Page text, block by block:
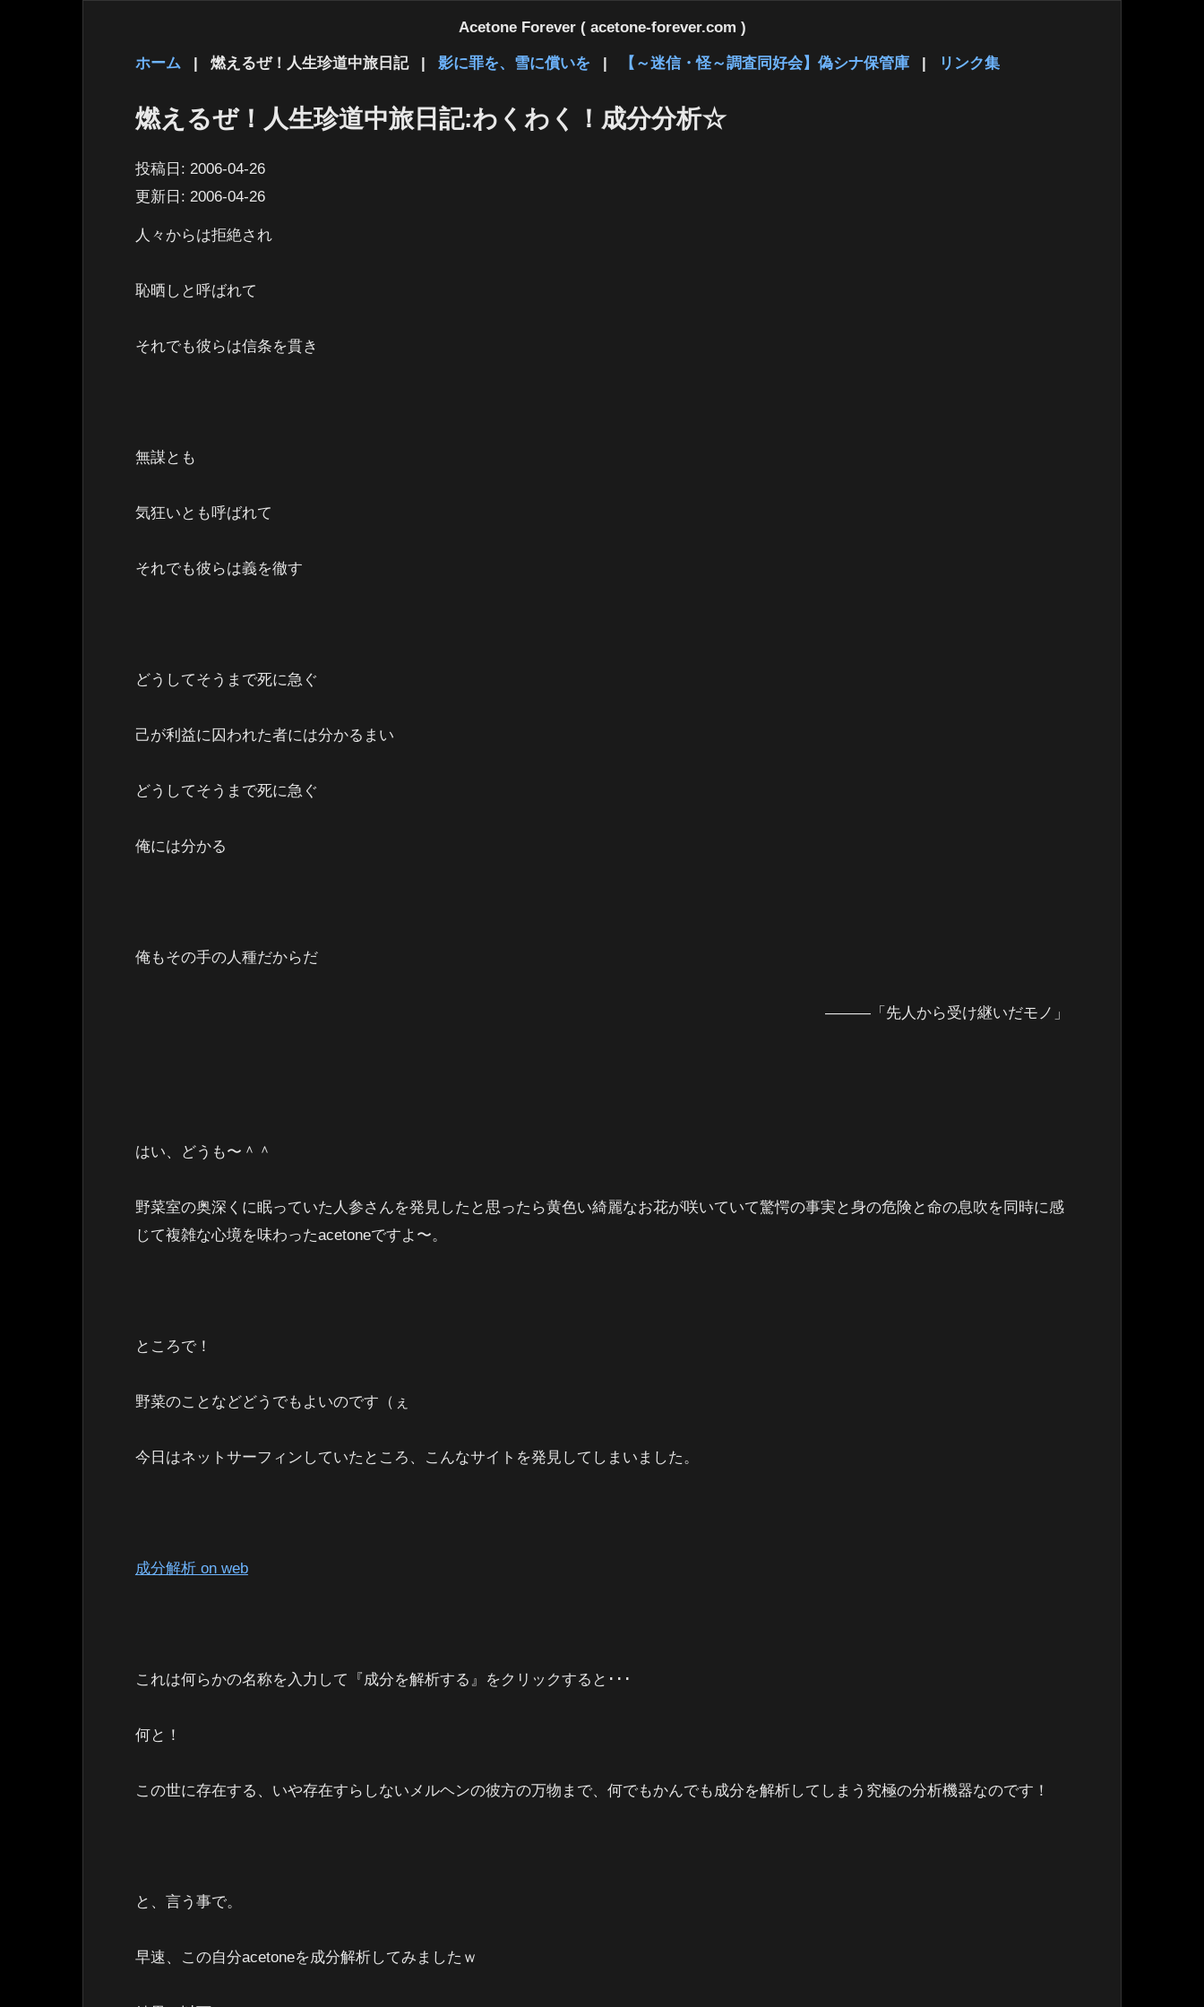
Acetone Forever ( acetone-forever.com )
ホーム | 燃えるぜ！人生珍道中旅日記 | 影に罪を、雪に償いを | 【～迷信・怪～調査同好会】偽シナ保管庫 | リンク集
燃えるぜ！人生珍道中旅日記:わくわく！成分分析☆
投稿日: 2006-04-26
更新日: 2006-04-26
人々からは拒絶され
恥晒しと呼ばれて
それでも彼らは信条を貫き
無謀とも
気狂いとも呼ばれて
それでも彼らは義を徹す
どうしてそうまで死に急ぐ
己が利益に囚われた者には分かるまい
どうしてそうまで死に急ぐ
俺には分かる
俺もその手の人種だからだ
―――「先人から受け継いだモノ」
はい、どうも〜＾＾
野菜室の奥深くに眠っていた人参さんを発見したと思ったら黄色い綺麗なお花が咲いていて驚愕の事実と身の危険と命の息吹を同時に感
じて複雑な心境を味わったacetoneですよ〜。
ところで！
野菜のことなどどうでもよいのです（ぇ
今日はネットサーフィンしていたところ、こんなサイトを発見してしまいました。
成分解析 on web
これは何らかの名称を入力して『成分を解析する』をクリックすると･･･
何と！
この世に存在する、いや存在すらしないメルヘンの彼方の万物まで、何でもかんでも成分を解析してしまう究極の分析機器なのです！
と、言う事で。
早速、この自分acetoneを成分解析してみましたｗ